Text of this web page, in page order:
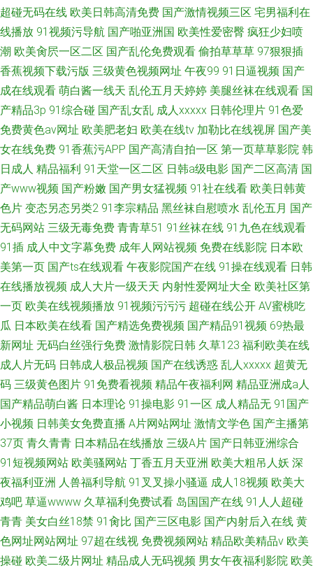
超碰无码在线 欧美日韩高清免费 国产激情视频三区 宅男福利在
线播放 91视频污导航 国产啪亚洲国 欧美性爱密臀 疯狂少妇喷
潮 欧美肏屄一区二区 国产乱伦免费观看 偷拍草草草 97狠狠插
香蕉视频下载污版 三级黄色视频网址 午夜99 91日逼视频 国产
成在线观看 萌白酱一线天 乱伦五月天婷婷 美腿丝袜在线观看 国
产精品3p 91综合碰 国产乱女乱 成人xxxxx 日韩伦理片 91色爱
免费黄色av网址 欧美肥老妇 欧美在线tv 加勒比在线视屏 国产美
女在线免费 91香蕉污APP 国产高清自拍一区 第一页草草影院 韩
日成人 精品福利 91天堂一区二区 日韩a级电影 国产二区高清 国
产www视频 国产粉嫩 国产男女猛视频 91社在线看 欧美日韩黄
色片 变态另态另类2 91李宗精品 黑丝袜自慰喷水 乱伦五月 国产
无码网站 三级无毒免费 青青草51 91丝袜在线 91九色在线观看
91插 成人中文字幕免费 成年人网站视频 免费在线影院 日本欧
美第一页 国产ts在线观看 午夜影院国产在线 91操在线观看 日韩
在线播放视频 成人大片一级天天 内射性爱网址大全 欧美社区第
一页 欧美在线视频播放 91视频污污污 超碰在线公开 AV蜜桃吃
瓜 日本欧美在线看 国产精选免费视频 国产精品91视频 69热最
新网址 无码白丝强行免费 激情影院日韩 久草123 福利欧美在线
成人片无码 日韩成人极品视频 国产在线诱惑 乱人xxxxx 超黄无
码 三级黄色图片 91免费看视频 精品午夜福利网 精品亚洲成a人
国产精品萌白酱 日本理论 91操电影 91一区 成人精品无 91国产
小视频 日韩美女免费直播 A片网站网址 激情文学色 国产主播第
37页 青久青青 日本精品在线播放 三级A片 国产日韩亚洲综合
91短视频网站 欧美骚网站 丁香五月天亚洲 欧美大粗吊人妖 深
夜福利亚洲 人兽福利导航 91叉叉操小骚逼 成人18视频 欧美大
鸡吧 草逼wwww 久草福利免费试看 岛国国产在线 91人人超碰
青青 美女白丝18禁 91肏比 国产三区电影 国产内射后入在线 黄
色网址网站网址 97超在线视 免费视频网站 精品欧美精品v 欧美
操碰 欧美二级片网址 精品成人无码视频 男女午夜福利影院 欧美